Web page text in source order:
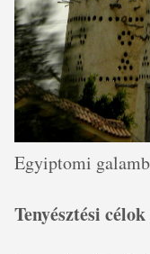
Egyiptomi
Tenyésztési